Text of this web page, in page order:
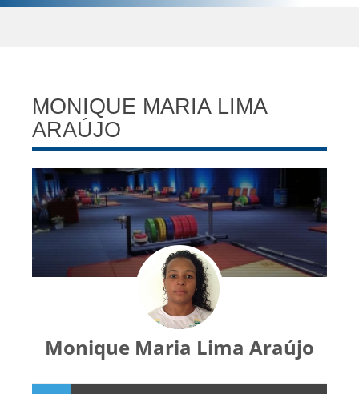
MONIQUE MARIA LIMA
ARAÚJO
Monique Maria Lima Araújo